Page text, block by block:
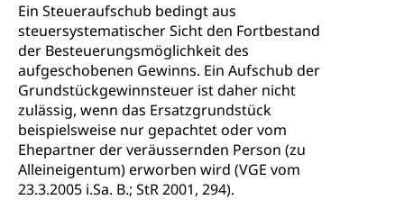
Ein Steueraufschub bedingt aus
steuersystematischer Sicht den Fortbestand
der Besteuerungsmöglichkeit des
aufgeschobenen Gewinns. Ein Aufschub der
Grundstückgewinnsteuer ist daher nicht
zulässig, wenn das Ersatzgrundstück
beispielsweise nur gepachtet oder vom
Ehepartner der veräussernden Person (zu
Alleineigentum) erworben wird (VGE vom
23.3.2005 i.Sa. B.; StR 2001, 294).